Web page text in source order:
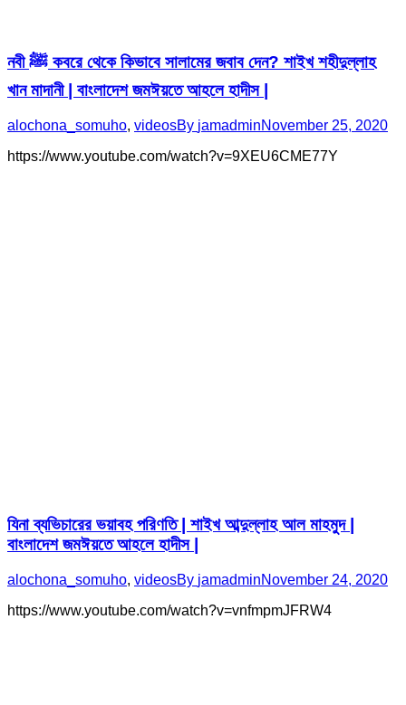
নবী ﷺ কবরে থেকে কিভাবে সালামের জবাব দেন? শাইখ শহীদুল্লাহ
খান মাদানী | বাংলাদেশ জমঈয়তে আহলে হাদীস |
alochona_somuho, videosBy jamadminNovember 25, 2020
https://www.youtube.com/watch?v=9XEU6CME77Y
যিনা ব্যভিচারের ভয়াবহ পরিণতি | শাইখ আব্দুল্লাহ আল মাহমুদ |
বাংলাদেশ জমঈয়তে আহলে হাদীস |
alochona_somuho, videosBy jamadminNovember 24, 2020
https://www.youtube.com/watch?v=vnfmpmJFRW4